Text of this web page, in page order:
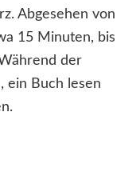
Abgesehen von
15 Minuten, bis
der
ein Buch lesen